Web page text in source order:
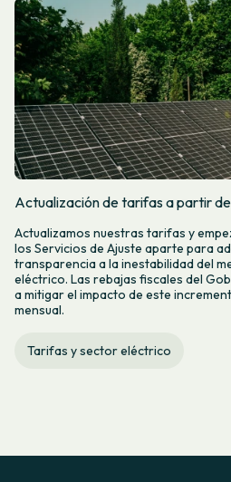
Actualización de tarifas a partir
Actualizamos nuestras tarifas y
los Servicios de Ajuste aparte para
transparencia a la inestabilidad del
eléctrico. Las rebajas fiscales del
a mitigar el impacto de este
mensual.
Tarifas y sector eléctrico